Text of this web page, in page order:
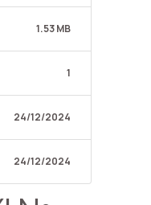
1.53 MB
1
24/12/2024
24/12/2024